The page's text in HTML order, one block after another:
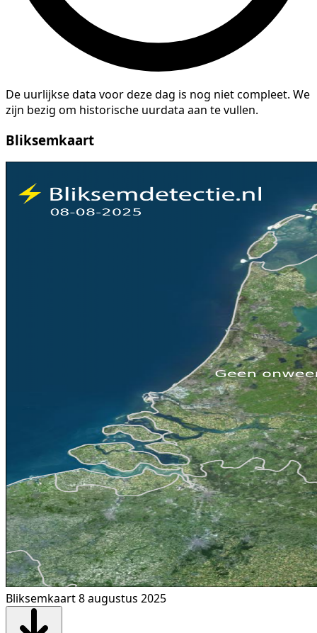
De uurlijkse data voor deze dag is nog niet compleet. We
zijn bezig om historische uurdata aan te vullen.
Bliksemkaart
Bliksemkaart 8 augustus 2025